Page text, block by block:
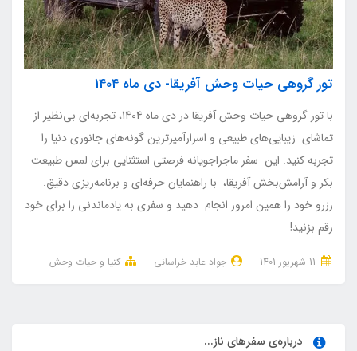
تور گروهی حیات وحش آفریقا- دی ماه 1404
با تور گروهی حیات وحش آفریقا در دی ماه 1404، تجربه‌ای بی‌نظیر از
تماشای زیبایی‌های طبیعی و اسرارآمیزترین گونه‌های جانوری دنیا را
تجربه کنید. این سفر ماجراجویانه فرصتی استثنایی برای لمس طبیعت
بکر و آرامش‌بخش آفریقا، با راهنمایان حرفه‌ای و برنامه‌ریزی دقیق.
رزرو خود را همین امروز انجام دهید و سفری به یادماندنی را برای خود
رقم بزنید!
جواد عابد خراسانی کنیا و حیات وحش
درباره‌ی سفرهای ناز...